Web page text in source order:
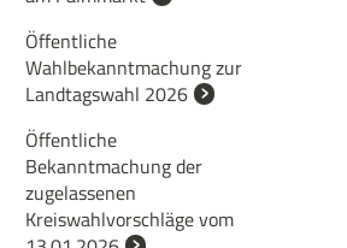
Öffentliche
Wahlbekanntmachung zur
Landtagswahl 2026
Öffentliche
Bekanntmachung der
zugelassenen
Kreiswahlvorschläge vom